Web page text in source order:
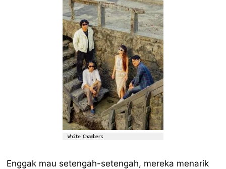
White Chambers
Enggak mau setengah-setengah, mereka menarik